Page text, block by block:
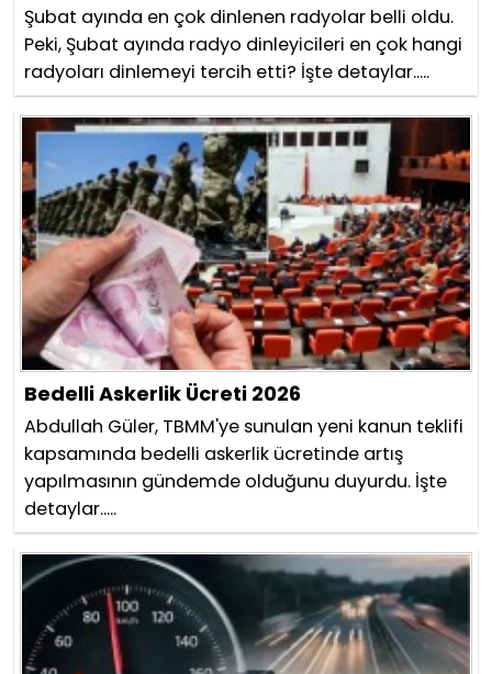
Şubat ayında en çok dinlenen radyolar belli oldu.
Peki, Şubat ayında radyo dinleyicileri en çok hangi
radyoları dinlemeyi tercih etti? İşte detaylar.....
Bedelli Askerlik Ücreti 2026
Abdullah Güler, TBMM'ye sunulan yeni kanun teklifi
kapsamında bedelli askerlik ücretinde artış
yapılmasının gündemde olduğunu duyurdu. İşte
detaylar.....